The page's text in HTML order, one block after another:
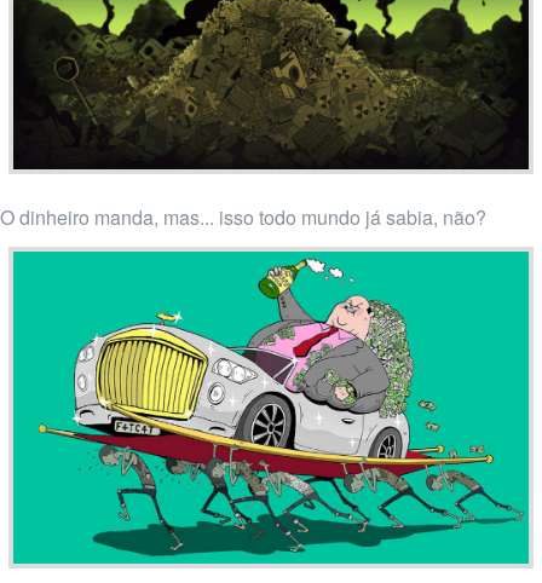
O dinheiro manda, mas... isso todo mundo já sabia, não?